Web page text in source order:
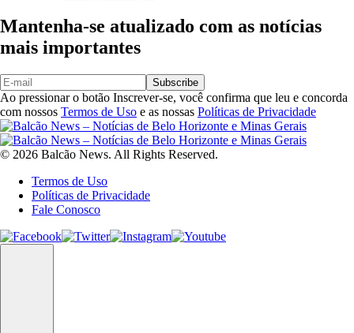
Mantenha-se atualizado com as notícias
mais importantes
Subscribe
Ao pressionar o botão Inscrever-se, você confirma que leu e concorda
com nossos Termos de Uso e as nossas Políticas de Privacidade
© 2026 Balcão News. All Rights Reserved.
Termos de Uso
Políticas de Privacidade
Fale Conosco